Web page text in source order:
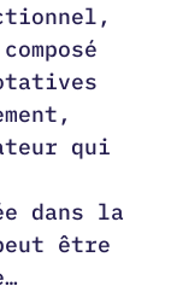
qui
dans la
être